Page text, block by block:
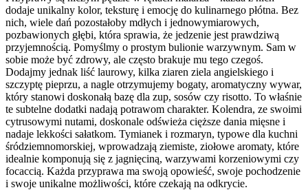
dodaje unikalny kolor, teksturę i emocję do kulinarnego płótna. Bez
nich, wiele dań pozostałoby mdłych i jednowymiarowych,
pozbawionych głębi, która sprawia, że jedzenie jest prawdziwą
przyjemnością. Pomyślmy o prostym bulionie warzywnym. Sam w
sobie może być zdrowy, ale często brakuje mu tego czegoś.
Dodajmy jednak liść laurowy, kilka ziaren ziela angielskiego i
szczyptę pieprzu, a nagle otrzymujemy bogaty, aromatyczny wywar,
który stanowi doskonałą bazę dla zup, sosów czy risotto. To właśnie
te subtelne dodatki nadają potrawom charakter. Kolendra, ze swoimi
cytrusowymi nutami, doskonale odświeża cięższe dania mięsne i
nadaje lekkości sałatkom. Tymianek i rozmaryn, typowe dla kuchni
śródziemnomorskiej, wprowadzają ziemiste, ziołowe aromaty, które
idealnie komponują się z jagnięciną, warzywami korzeniowymi czy
focaccią. Każda przyprawa ma swoją opowieść, swoje pochodzenie
i swoje unikalne możliwości, które czekają na odkrycie.